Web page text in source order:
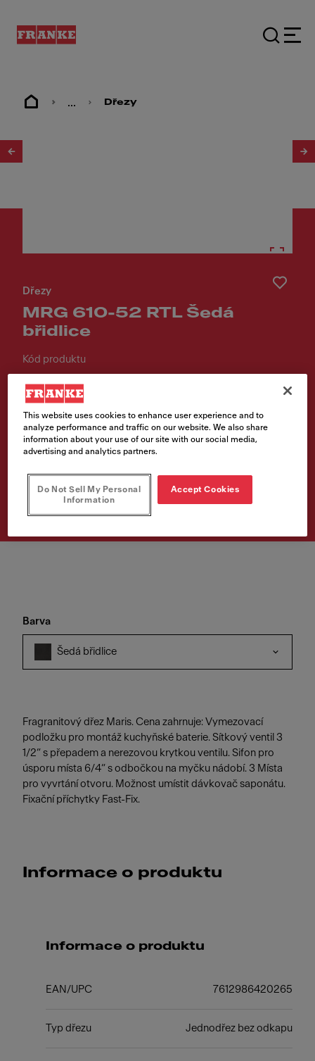
... Dřezy
Dřezy
MRG 610-52 RTL Šedá
břidlice
Kód produktu
7 502,00 Kč
Cena vč. DPH
Vyhledávač prodejních
míst
Barva
Šedá břidlice
Fragranitový dřez Maris. Cena zahrnuje: Vymezovací
podložku pro montáž kuchyňské baterie. Sítkový ventil 3
1/2“ s přepadem a nerezovou krytkou ventilu. Sifon pro
úsporu místa 6/4“ s odbočkou na myčku nádobí. 3 Místa
pro vyvrtání otvoru. Možnost umístit dávkovač saponátu.
Fixační příchytky Fast-Fix.
Informace o produktu
Informace o produktu
EAN/UPC 7612986420265
Typ dřezu Jednodřez bez odkapu
This website uses cookies to enhance user experience and to
analyze performance and traffic on our website. We also share
information about your use of our site with our social media,
advertising and analytics partners.
Do Not Sell My Personal
Information
Accept Cookies